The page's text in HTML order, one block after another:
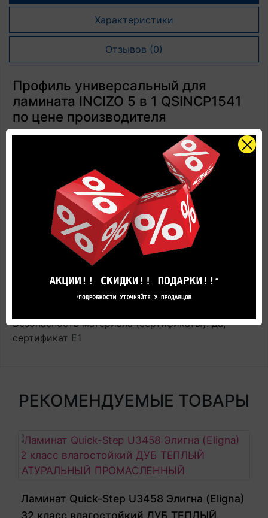
Характеристики
Отзывов (0)
Профиль универсальный для
ламината INCIZO 5 в 1 QSINCP1541
по цене производителя
Страна производства: Бельгия
Завод производителя: UNILIN (Бельгия)
Размеры: 2150 мм х 48 мм х 13 мм
Количество в упаковке: 1 профиль + 1
направляющая + 1 нож
Замковая система: установка на жидкие гвозди и
направляющие
Прогнозируемый срок службы: до 25 лет в
бытовом секторе
Поверхность: ламинированная усиленная пленка
на металлической основе
Безопасность материала (сертификаты): да,
сертификат E1
РЕКОМЕНДУЕМЫЕ ТОВАРЫ
Ламинат Quick-Step U3458 Элигна (Eligna)
32 класс влагостойкий ДУБ ТЕПЛЫЙ